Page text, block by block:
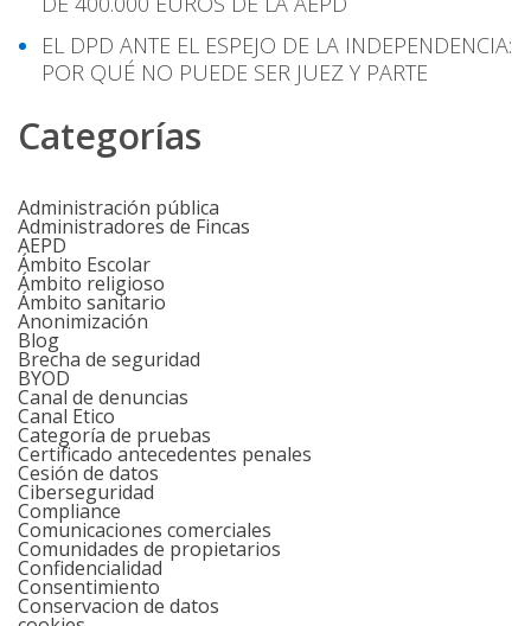
EL DPD ANTE EL ESPEJO DE LA INDEPENDENCIA:
POR QUÉ NO PUEDE SER JUEZ Y PARTE
Categorías
Administración pública
Administradores de Fincas
AEPD
Ámbito Escolar
Ámbito religioso
Ámbito sanitario
Anonimización
Blog
Brecha de seguridad
BYOD
Canal de denuncias
Canal Etico
Categoría de pruebas
Certificado antecedentes penales
Cesión de datos
Ciberseguridad
Compliance
Comunicaciones comerciales
Comunidades de propietarios
Confidencialidad
Consentimiento
Conservacion de datos